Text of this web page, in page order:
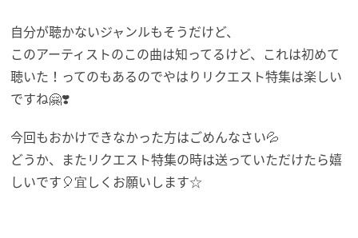
自分が聴かないジャンルもそうだけど、
このアーティストのこの曲は知ってるけど、これは初めて
聴いた！ってのもあるのでやはりリクエスト特集は楽しい
ですね🤗❣️
今回もおかけできなかった方はごめんなさい💦
どうか、またリクエスト特集の時は送っていただけたら嬉
しいです🎈宜しくお願いします☆